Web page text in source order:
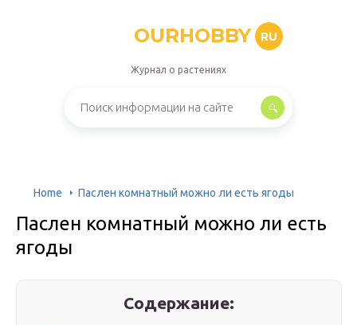
OURHOBBY RU
Журнал о растениях
Home Паслен комнатный можно ли есть ягоды
Паслен комнатный можно ли есть
ягоды
Содержание: